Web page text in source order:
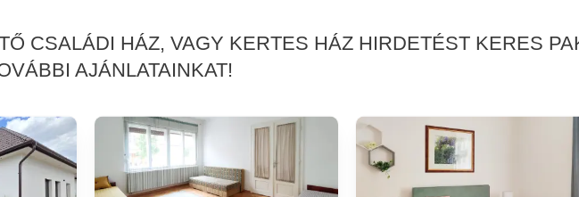
CSALÁDI HÁZ, VAGY KERTES HÁZ HIRDETÉST KERES
AJÁNLATAINKAT!